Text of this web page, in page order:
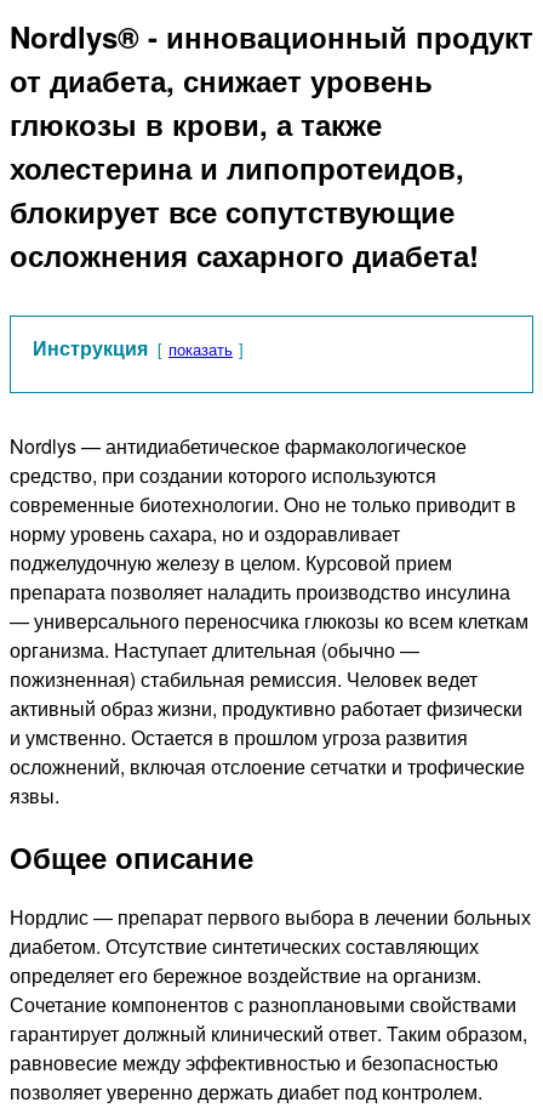
Nordlys® - инновационный продукт
от диабета, снижает уровень
глюкозы в крови, а также
холестерина и липопротеидов,
блокирует все сопутствующие
осложнения сахарного диабета!
Инструкция показать
Nordlys — антидиабетическое фармакологическое
средство, при создании которого используются
современные биотехнологии. Оно не только приводит в
норму уровень сахара, но и оздоравливает
поджелудочную железу в целом. Курсовой прием
препарата позволяет наладить производство инсулина
— универсального переносчика глюкозы ко всем клеткам
организма. Наступает длительная (обычно —
пожизненная) стабильная ремиссия. Человек ведет
активный образ жизни, продуктивно работает физически
и умственно. Остается в прошлом угроза развития
осложнений, включая отслоение сетчатки и трофические
язвы.
Общее описание
Нордлис — препарат первого выбора в лечении больных
диабетом. Отсутствие синтетических составляющих
определяет его бережное воздействие на организм.
Сочетание компонентов с разноплановыми свойствами
гарантирует должный клинический ответ. Таким образом,
равновесие между эффективностью и безопасностью
позволяет уверенно держать диабет под контролем.